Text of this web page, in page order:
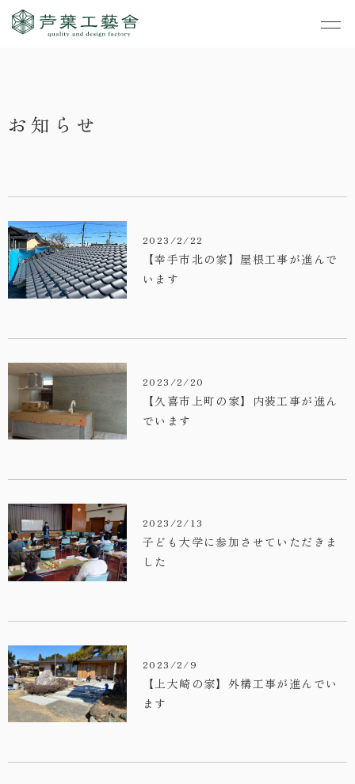
お知らせ
2023/2/22
【幸手市北の家】屋根工事が進んで
います
2023/2/20
【久喜市上町の家】内装工事が進ん
でいます
2023/2/13
子ども大学に参加させていただきま
した
2023/2/9
【上大崎の家】外構工事が進んでい
ます
- すべて
- リノベーション
事業案内
- 新築
- 店舗・オフィス
- リノベーション
- コンセプトハウス事
- コンセプトハウス6
- コンセプトハウス5
・お客さまの声
・会社概要
・お問い合わせ